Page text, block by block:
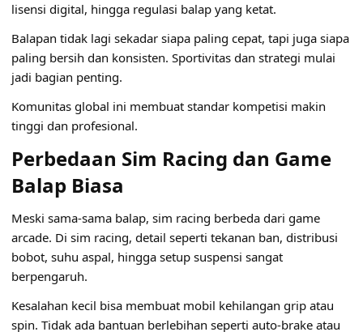
lisensi digital, hingga regulasi balap yang ketat.
Balapan tidak lagi sekadar siapa paling cepat, tapi juga siapa
paling bersih dan konsisten. Sportivitas dan strategi mulai
jadi bagian penting.
Komunitas global ini membuat standar kompetisi makin
tinggi dan profesional.
Perbedaan Sim Racing dan Game
Balap Biasa
Meski sama-sama balap, sim racing berbeda dari game
arcade. Di sim racing, detail seperti tekanan ban, distribusi
bobot, suhu aspal, hingga setup suspensi sangat
berpengaruh.
Kesalahan kecil bisa membuat mobil kehilangan grip atau
spin. Tidak ada bantuan berlebihan seperti auto-brake atau